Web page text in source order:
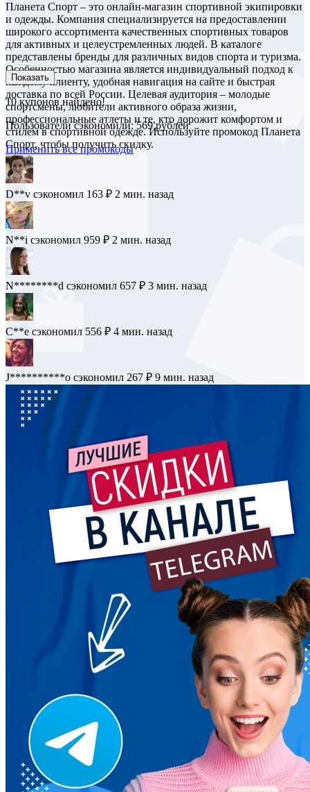
Планета Спорт – это онлайн-магазин спортивной экипировки
и одежды. Компания специализируется на предоставлении
широкого ассортимента качественных спортивных товаров
для активных и целеустремленных людей. В каталоге
представлены бренды для различных видов спорта и туризма.
Особенностью магазина является индивидуальный подход к
каждому клиенту, удобная навигация на сайте и быстрая
доставка по всей России. Целевая аудитория – молодые
спортсмены, любители активного образа жизни,
профессиональные атлеты и те, кто дорожит комфортом и
стилем в спортивной одежде. Используйте промокод Планета
Спорт, чтобы получить скидку.
Показать
10купонов найдено!
Пользователи сэкономили: 569 рублей
Применить все промокоды
M**********p сэкономил 213 ₽ 1 мин. назад
D**v сэкономил 163 ₽ 2 мин. назад
N**i сэкономил 959 ₽ 2 мин. назад
N********d сэкономил 657 ₽ 3 мин. назад
C**e сэкономил 556 ₽ 4 мин. назад